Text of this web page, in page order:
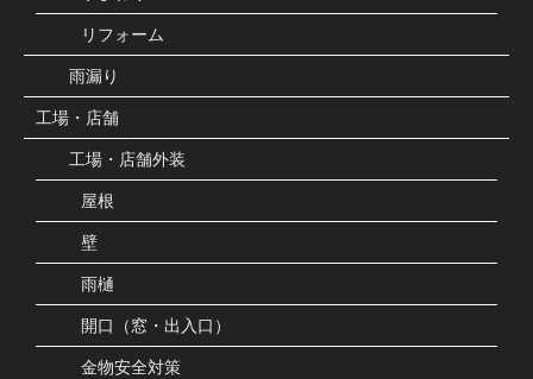
リフォーム
雨漏り
工場・店舗
工場・店舗外装
屋根
壁
雨樋
開口（窓・出入口）
金物安全対策